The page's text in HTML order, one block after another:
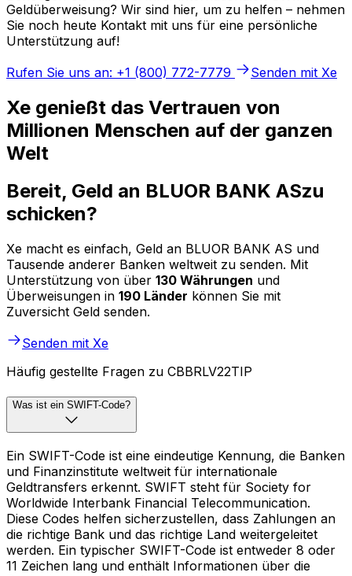
Geldüberweisung? Wir sind hier, um zu helfen – nehmen
Sie noch heute Kontakt mit uns für eine persönliche
Unterstützung auf!
Rufen Sie uns an: +1 (800) 772-7779
Senden mit Xe
Xe genießt das Vertrauen von
Millionen Menschen auf der ganzen
Welt
Bereit, Geld an BLUOR BANK ASzu
schicken?
Xe macht es einfach, Geld an BLUOR BANK AS und
Tausende anderer Banken weltweit zu senden. Mit
Unterstützung von über 130 Währungen und
Überweisungen in 190 Länder können Sie mit
Zuversicht Geld senden.
Senden mit Xe
Häufig gestellte Fragen zu CBBRLV22TIP
Was ist ein SWIFT-Code?
Ein SWIFT-Code ist eine eindeutige Kennung, die Banken
und Finanzinstitute weltweit für internationale
Geldtransfers erkennt. SWIFT steht für Society for
Worldwide Interbank Financial Telecommunication.
Diese Codes helfen sicherzustellen, dass Zahlungen an
die richtige Bank und das richtige Land weitergeleitet
werden. Ein typischer SWIFT-Code ist entweder 8 oder
11 Zeichen lang und enthält Informationen über die